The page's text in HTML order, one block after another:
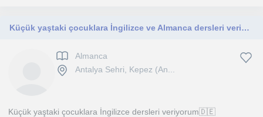
Küçük yaştaki çocuklara İngilizce ve Almanca dersleri veriyorum🇩🇪🇬🇧
Almanca
Antalya Sehri, Kepez (An...
Küçük yaştaki çocuklara İngilizce dersleri veriyorum🇩🇪